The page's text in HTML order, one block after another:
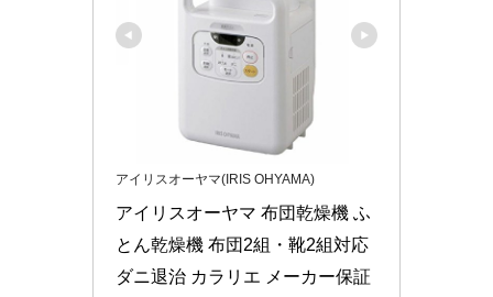
アイリスオーヤマ(IRIS OHYAMA)
アイリスオーヤマ 布団乾燥機 ふ
とん乾燥機 布団2組・靴2組対応
ダニ退治 カラリエ メーカー保証